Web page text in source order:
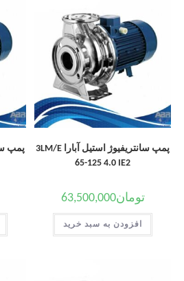
پمپ سانتریفیوژ استیل آبارا 3LM/E
65-125 4.0 IE2
تومان63,500,000
افزودن به سبد خرید